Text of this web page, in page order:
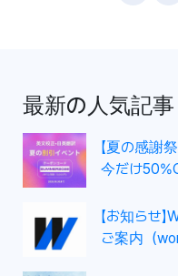
最新の人気記事
【夏の感謝
今だけ
【お知らせ
ご案内（